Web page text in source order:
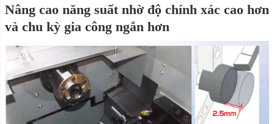
Nâng cao năng suất nhờ độ chính xác cao hơn
và chu kỳ gia công ngắn hơn